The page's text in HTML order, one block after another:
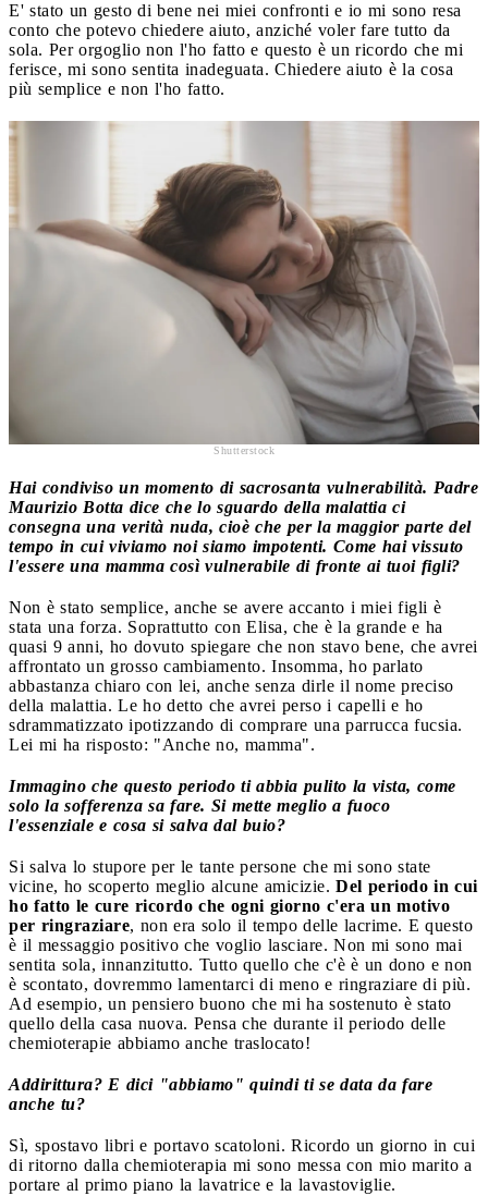
E' stato un gesto di bene nei miei confronti e io mi sono resa
conto che potevo chiedere aiuto, anziché voler fare tutto da
sola. Per orgoglio non l'ho fatto e questo è un ricordo che mi
ferisce, mi sono sentita inadeguata. Chiedere aiuto è la cosa
più semplice e non l'ho fatto.
Shutterstock
Hai condiviso un momento di sacrosanta vulnerabilità. Padre
Maurizio Botta dice che lo sguardo della malattia ci
consegna una verità nuda, cioè che per la maggior parte del
tempo in cui viviamo noi siamo impotenti. Come hai vissuto
l'essere una mamma così vulnerabile di fronte ai tuoi figli?
Non è stato semplice, anche se avere accanto i miei figli è
stata una forza. Soprattutto con Elisa, che è la grande e ha
quasi 9 anni, ho dovuto spiegare che non stavo bene, che avrei
affrontato un grosso cambiamento. Insomma, ho parlato
abbastanza chiaro con lei, anche senza dirle il nome preciso
della malattia. Le ho detto che avrei perso i capelli e ho
sdrammatizzato ipotizzando di comprare una parrucca fucsia.
Lei mi ha risposto: "Anche no, mamma".
Immagino che questo periodo ti abbia pulito la vista, come
solo la sofferenza sa fare. Si mette meglio a fuoco
l'essenziale e cosa si salva dal buio?
Si salva lo stupore per le tante persone che mi sono state
vicine, ho scoperto meglio alcune amicizie. Del periodo in cui
ho fatto le cure ricordo che ogni giorno c'era un motivo
per ringraziare, non era solo il tempo delle lacrime. E questo
è il messaggio positivo che voglio lasciare. Non mi sono mai
sentita sola, innanzitutto. Tutto quello che c'è è un dono e non
è scontato, dovremmo lamentarci di meno e ringraziare di più.
Ad esempio, un pensiero buono che mi ha sostenuto è stato
quello della casa nuova. Pensa che durante il periodo delle
chemioterapie abbiamo anche traslocato!
Addirittura? E dici "abbiamo" quindi ti se data da fare
anche tu?
Sì, spostavo libri e portavo scatoloni. Ricordo un giorno in cui
di ritorno dalla chemioterapia mi sono messa con mio marito a
portare al primo piano la lavatrice e la lavastoviglie.